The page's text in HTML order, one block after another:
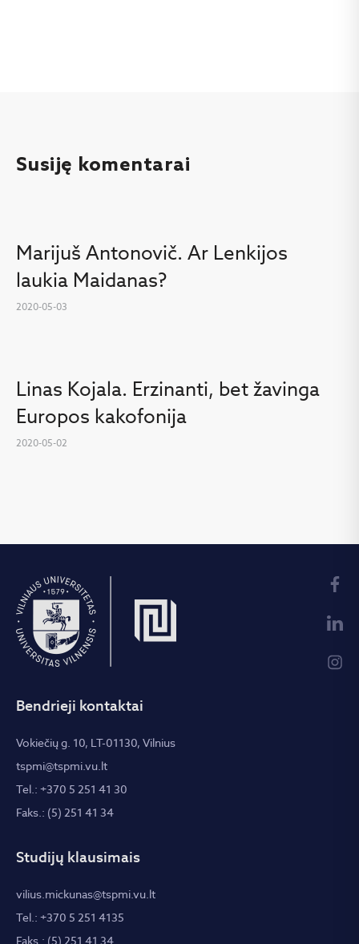
Susiję komentarai
Marijuš Antonovič. Ar Lenkijos
laukia Maidanas?
2020-05-03
Linas Kojala. Erzinanti, bet žavinga
Europos kakofonija
2020-05-02
Bendrieji kontaktai
Vokiečių g. 10, LT-01130, Vilnius
tspmi@tspmi.vu.lt
Tel.: +370 5 251 41 30
Faks.: (5) 251 41 34
Studijų klausimais
vilius.mickunas@tspmi.vu.lt
Tel.: +370 5 251 4135
Faks.: (5) 251 41 34